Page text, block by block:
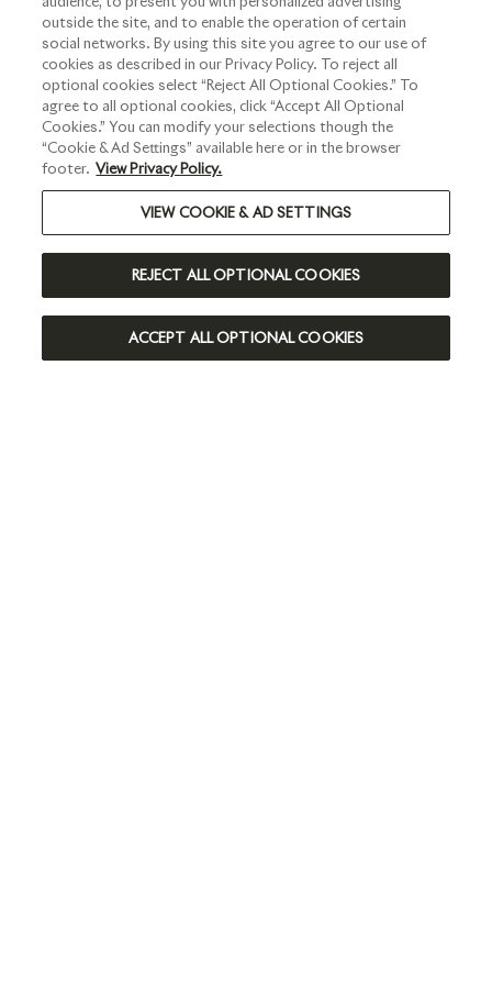
S'INSCRIRE
outside the site, and to enable the operation of certain
social networks. By using this site you agree to our use of
cookies as described in our Privacy Policy. To reject all
optional cookies select “Reject All Optional Cookies.” To
agree to all optional cookies, click “Accept All Optional
Cookies.” You can modify your selections though the
“Cookie & Ad Settings” available here or in the browser
footer. View Privacy Policy.
VIEW COOKIE & AD SETTINGS
REJECT ALL OPTIONAL COOKIES
ACCEPT ALL OPTIONAL COOKIES